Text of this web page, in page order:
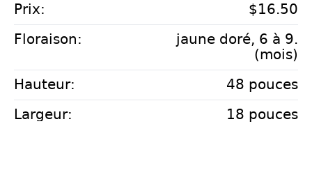
Prix:
$16.50
Floraison:
jaune doré, 6 à 9.
(mois)
Hauteur:
48 pouces
Largeur:
18 pouces